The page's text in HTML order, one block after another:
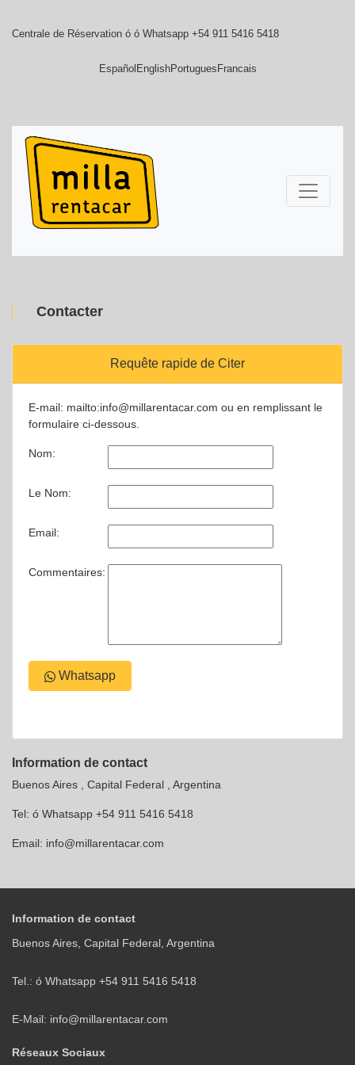
Centrale de Réservation ó ó Whatsapp +54 911 5416 5418
Español EnglishPortugues Francais
Contacter
Requête rapide de Citer
E-mail: mailto:info@millarentacar.com ou en remplissant le
formulaire ci-dessous.
Nom:
Le Nom:
Email:
Commentaires:
Whatsapp
Information de contact
Buenos Aires , Capital Federal , Argentina
Tel: ó Whatsapp +54 911 5416 5418
Email: info@millarentacar.com
Information de contact
Buenos Aires, Capital Federal, Argentina
Tel.: ó Whatsapp +54 911 5416 5418
E-Mail: info@millarentacar.com
Réseaux Sociaux